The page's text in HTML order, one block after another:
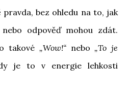
bez ohledu na to, jak
odpověď mohou zdát.
takové „Wow!“nebo „To je
je to v energie lehkosti